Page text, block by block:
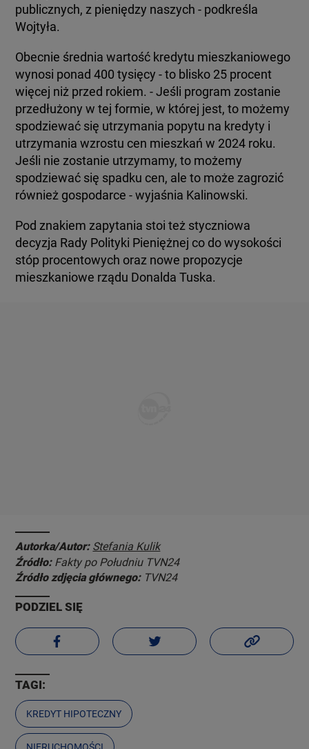
publicznych, z pieniędzy naszych - podkreśla
Wojtyła.
Obecnie średnia wartość kredytu mieszkaniowego
wynosi ponad 400 tysięcy - to blisko 25 procent
więcej niż przed rokiem. - Jeśli program zostanie
przedłużony w tej formie, w której jest, to możemy
spodziewać się utrzymania popytu na kredyty i
utrzymania wzrostu cen mieszkań w 2024 roku.
Jeśli nie zostanie utrzymamy, to możemy
spodziewać się spadku cen, ale to może zagrozić
również gospodarce - wyjaśnia Kalinowski.
Pod znakiem zapytania stoi też styczniowa
decyzja Rady Polityki Pieniężnej co do wysokości
stóp procentowych oraz nowe propozycje
mieszkaniowe rządu Donalda Tuska.
Autorka/Autor: Stefania Kulik
Źródło: Fakty po Południu TVN24
Źródło zdjęcia głównego: TVN24
PODZIEL SIĘ
TAGI:
KREDYT HIPOTECZNY